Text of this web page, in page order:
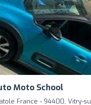
Moto School
France - 94400, Vitry-